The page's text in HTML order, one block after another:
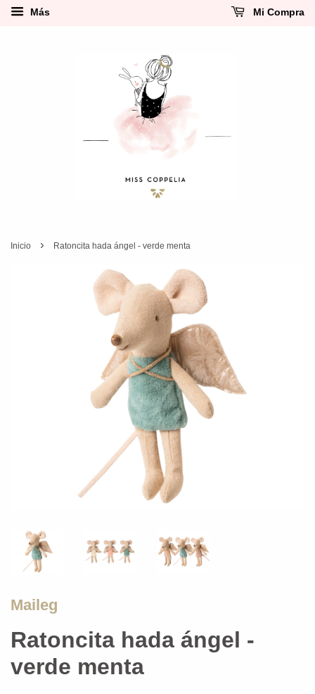
Más Mi Compra
Inicio › Ratoncita hada ángel - verde menta
Maileg
Ratoncita hada ángel -
verde menta